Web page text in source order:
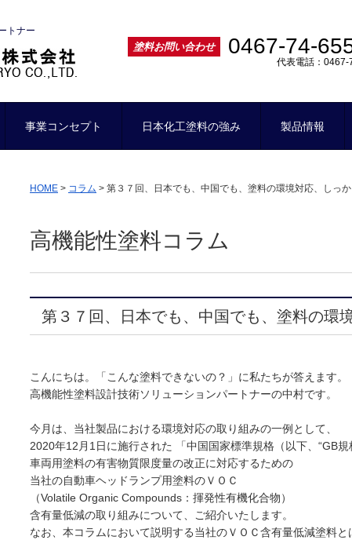
トナー
塗料お問い合わせ 0467-74-
代表電話：0467-
事業コンセプト 日本化工塗料の強み 製品情報
HOME > コラム > 第３７回、日本でも、中国でも、塗料の環境対応、しっか
高機能性塗料コラム
第３７回、日本でも、中国でも、塗料の環
こんにちは。「こんな塗料できないの？」に私たちが答えます。
高機能性塗料設計技術ソリューションパートナーの中村です。
今月は、当社製品における環境対応の取り組みの一例として、
2020年12月1日に施行された 「中国国家標準規格（以下、“GB規
車両用塗料の有害物質限度量の改正に対応するための
当社の自動車ヘッドランプ用塗料のＶＯＣ
（Volatile Organic Compounds：揮発性有機化合物）
含有量低減の取り組みについて、ご紹介いたします。
なお、本コラムにおいて説明する当社のＶＯＣ含有量低減塗料と